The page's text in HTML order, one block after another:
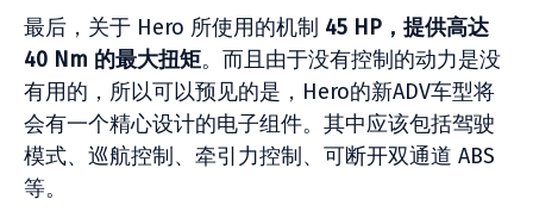
最后，关于 Hero 所使用的机制 45 HP，提供高达
40 Nm 的最大扭矩。而且由于没有控制的动力是没
有用的，所以可以预见的是，Hero的新ADV车型将
会有一个精心设计的电子组件。其中应该包括驾驶
模式、巡航控制、牵引力控制、可断开双通道 ABS
等。